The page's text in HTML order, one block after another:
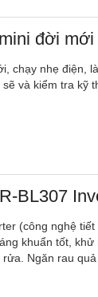
đời mới
chạy nhẹ điện,
và kiểm tra kỹ
BL307
(công nghệ
khuẩn tốt,
Ngăn rau